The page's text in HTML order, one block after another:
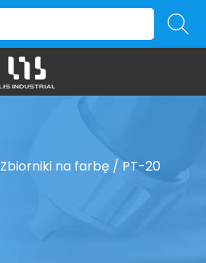
Zbiorniki na farbę/ PT-20